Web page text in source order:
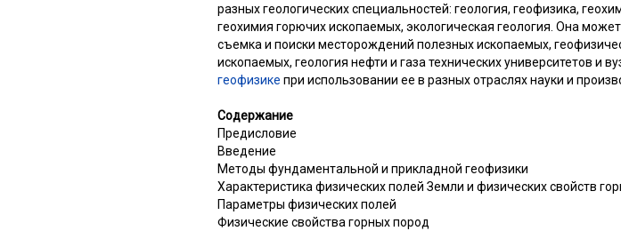
разных геологических специальностей: геология, геофизика,
геохимия горючих ископаемых, экологическая геология. Она
съемка и поиски месторождений полезных ископаемых,
ископаемых, геология нефти и газа технических университетов и
геофизике при использовании ее в разных отраслях науки и
Содержание
Предисловие
Введение
Методы фундаментальной и прикладной геофизики
Характеристика физических полей Земли и физических свойств
Параметры физических полей
Физические свойства горных пород